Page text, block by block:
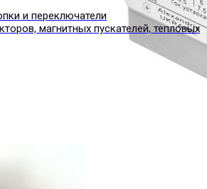
и переключатели
магнитных пускателей, тепловых